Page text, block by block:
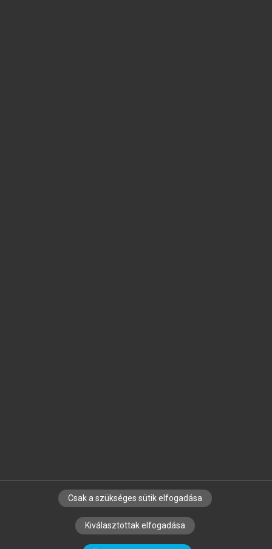
SZERZŐKNEK CÉGEKNEK KÖNYVTÁROSOKNAK
SZERKESZTÉSI ÉS LEKTORÁLÁSI ALAPELVEK
Csak a szükséges sütik elfogadása
Kiválasztottak elfogadása